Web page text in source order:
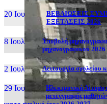
20 Ιουλ, 26
ΒΕΒΑΙΩΣΕΙΣ
ΕΞΕΤΑΣΕΙΣ 2026
8 Ιουλ, 26
Υποβολή
μηχανογραφικού 2026
2 Ιουλ, 26 Λειτουργία σχολείου
29 Ιουν, 26
Ηλεκτρονική Αίτηση
μετεγγραφής